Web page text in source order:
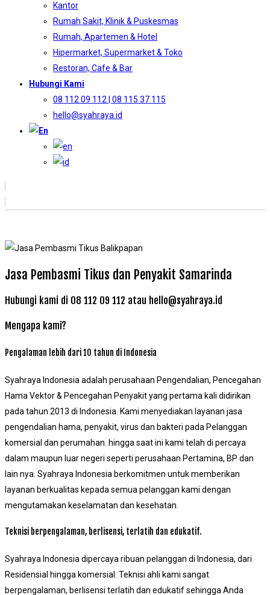
Kantor
Rumah Sakit, Klinik & Puskesmas
Rumah, Apartemen & Hotel
Hipermarket, Supermarket & Toko
Restoran, Cafe & Bar
Hubungi Kami
08 112 09 112 | 08 115 37 115
hello@syahraya.id
Jasa Pembasmi Tikus dan Penyakit Samarinda
Hubungi kami di 08 112 09 112 atau hello@syahraya.id
Mengapa kami?
Pengalaman lebih dari 10 tahun di Indonesia
Syahraya Indonesia adalah perusahaan Pengendalian, Pencegahan
Hama Vektor & Pencegahan Penyakit yang pertama kali didirikan
pada tahun 2013 di Indonesia. Kami menyediakan layanan jasa
pengendalian hama, penyakit, virus dan bakteri pada Pelanggan
komersial dan perumahan. hingga saat ini kami telah di percaya
dalam maupun luar negeri seperti perusahaan Pertamina, BP dan
lain nya. Syahraya Indonesia berkomitmen untuk memberikan
layanan berkualitas kepada semua pelanggan kami dengan
mengutamakan keselamatan dan kesehatan.
Teknisi berpengalaman, berlisensi, terlatih dan edukatif.
Syahraya Indonesia dipercaya ribuan pelanggan di Indonesia, dari
Residensial hingga komersial. Teknisi ahli kami sangat
berpengalaman, berlisensi terlatih dan edukatif sehingga Anda